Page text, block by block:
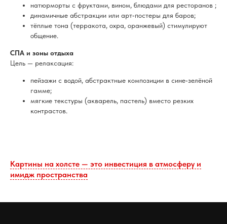
натюрморты с фруктами, вином, блюдами для ресторанов ;
динамичные абстракции или арт‑постеры для баров;
тёплые тона (терракота, охра, оранжевый) стимулируют
общение.
СПА и зоны отдыха
Цель — релаксация:
пейзажи с водой, абстрактные композиции в сине‑зелёной
гамме;
мягкие текстуры (акварель, пастель) вместо резких
контрастов.
Картины на холсте — это инвестиция в атмосферу и
имидж пространства